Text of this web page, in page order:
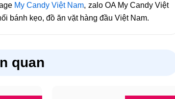
My Candy Việt Nam, zalo OA My Candy Việt
bánh kẹo, đồ ăn vặt hàng đầu Việt Nam.
quan